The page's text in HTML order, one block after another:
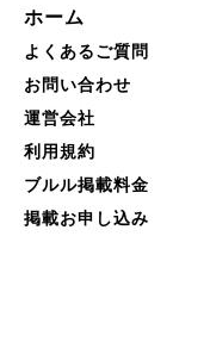
ホーム
よくあるご質問
お問い合わせ
運営会社
利用規約
ブルル掲載料金
掲載お申し込み